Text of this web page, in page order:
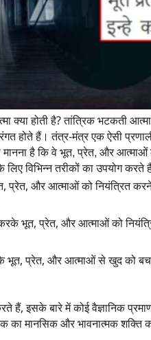
होती है? तांत्रिक भटकती
होते हैं। तंत्र-मंत्र एक ऐसी
है कि वे भूत,प्रेत, और आत्माओं
विभिन्न तरीकों का उपयोग करते
प्रेत, और आत्माओं को नियंत्रित
करके भूत, प्रेत, और आत्माओं को
भूत, प्रेत, और आत्माओं से खुद को
इसके बारे में कोई वैज्ञानिक
का मानसिक और भावनात्मक शक्ति